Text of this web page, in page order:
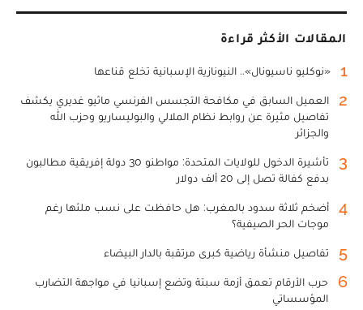
المقالات الأكثر قراءة
1 «نوكليو ناسيونال».. النيونازية الإسبانية تخلع قناعها
2
العميل السابق في مكافحة التجسس الفرنسي ماثيو غديري يكشف
تفاصيل مثيرة عن روابط نظام الملالي والبوليساريو وحزب الله
والجزائر
3
تأشيرة الدخول للولايات المتحدة: مواطنو 30 دولة إفريقية مطالبون
بدفع كفالة تصل إلى 20 ألف دولار
4
أضخم ثلاثة سدود بالمغرب: هل حافظت على نسب ملئها رغم
موجات الحر الصيفية؟
5 تفاصيل منشأة رياضية كبرى مرتقبة بالدار البيضاء
6
حرب الأرقام تعمق أزمة سبتة وتضع إسبانيا في مواجهة التضارب
المؤسساتي